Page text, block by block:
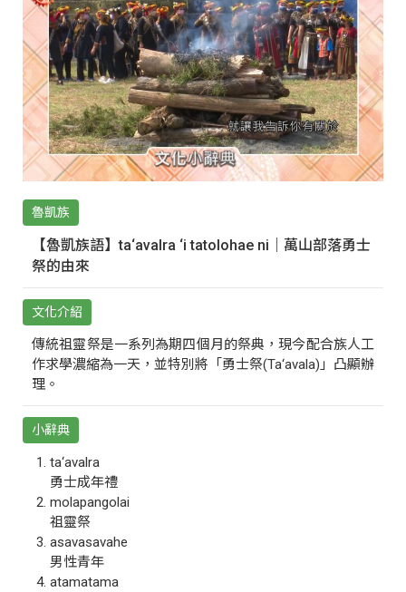
魯凱族
【魯凱族語】ta‘avalra ‘i tatolohae ni｜萬山部落勇士
祭的由來
文化介紹
傳統祖靈祭是一系列為期四個月的祭典，現今配合族人工
作求學濃縮為一天，並特別將「勇士祭(Ta‘avala)」凸顯辦
理。
小辭典
ta‘avalra
勇士成年禮
molapangolai
祖靈祭
asavasavahe
男性青年
atamatama